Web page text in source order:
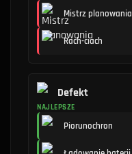
Mistrz planowania
Rach-ciach
Defekt
NAJLEPSZE
Piorunochron